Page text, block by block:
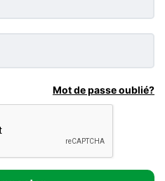
Mot de passe oublié?